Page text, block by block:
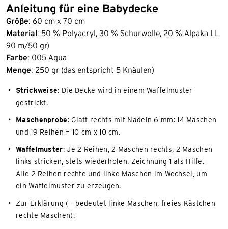
Anleitung für eine Babydecke
Größe: 60 cm x 70 cm
Material: 50 % Polyacryl, 30 % Schurwolle, 20 % Alpaka LL
90 m/50 gr)
Farbe: 005 Aqua
Menge: 250 gr (das entspricht 5 Knäulen)
Strickweise: Die Decke wird in einem Waffelmuster
gestrickt.
Maschenprobe: Glatt rechts mit Nadeln 6 mm: 14 Maschen
und 19 Reihen = 10 cm x 10 cm.
Waffelmuster: Je 2 Reihen, 2 Maschen rechts, 2 Maschen
links stricken, stets wiederholen. Zeichnung 1 als Hilfe.
Alle 2 Reihen rechte und linke Maschen im Wechsel, um
ein Waffelmuster zu erzeugen.
Zur Erklärung ( - bedeutet linke Maschen, freies Kästchen
rechte Maschen).